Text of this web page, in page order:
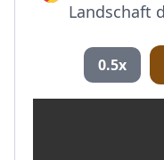
Landschaft
0.5x